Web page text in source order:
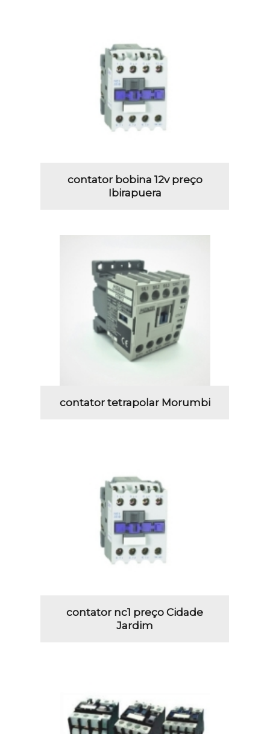
contator bobina 12v preço
Ibirapuera
contator tetrapolar Morumbi
contator nc1 preço Cidade
Jardim